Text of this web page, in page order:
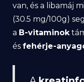
van, és a libamáj
(30.5 mg/100g)
a B-vitaminok
és fehérje-